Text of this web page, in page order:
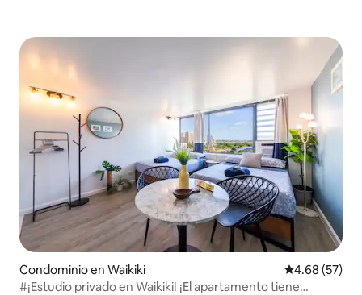
Condominio en Waikiki Calificación
4.68 (57)
#¡Estudio privado en Waikiki! ¡El apartamento tiene